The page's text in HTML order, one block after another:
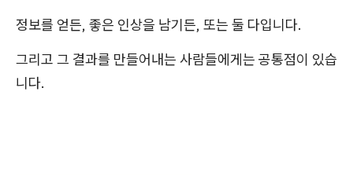
정보를 얻든, 좋은 인상을 남기든, 또는 둘 다입니다.
그리고 그 결과를 만들어내는 사람들에게는 공통점이 있습
니다.